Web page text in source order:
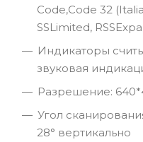
Code,Code 32
SSLimited,
Индикаторы
звуковая
Разрешение:
Угол
28° вертикально